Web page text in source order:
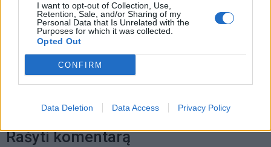
I want to opt-out of Collection, Use,
Retention, Sale, and/or Sharing of my
Personal Data that Is Unrelated with the
Purposes for which it was collected.
Opted Out
CONFIRM
Data Deletion Data Access Privacy Policy
Raktažodžiai krepšininkai rungtynės
Rašyti komentarą